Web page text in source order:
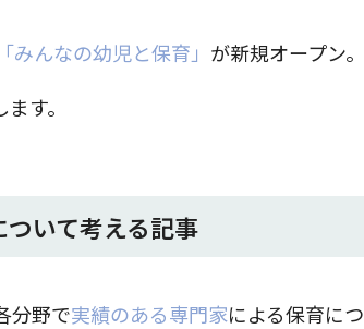
「みんなの幼児と保育」 が新規オープン。
す。
いて考える記事
分野で実績のある専門家による保育につ